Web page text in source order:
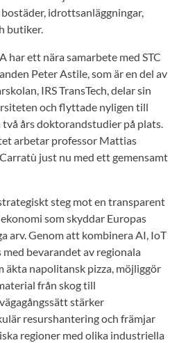
idrottsanläggningar,
butiker.
har ett nära samarbete med STC
Peter Astile, som är en del av
IRS TransTech, delar sin
och flyttade nyligen till
års doktorandstudier på plats.
arbetar professor Mattias
just nu med ett gemensamt
steg mot en transparent
som skyddar Europas
arv. Genom att kombinera AI, IoT
bevarandet av regionala
äkta napolitansk pizza, möjliggör
från skog till
stärker
resurshantering och främjar
regioner med olika industriella